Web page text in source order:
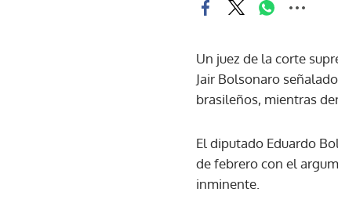
Un juez de la corte
Jair Bolsonaro
brasileños, mientras
El diputado Eduardo
de febrero con el
inminente.